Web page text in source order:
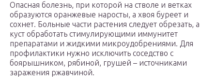
Опасная болезнь, при которой на стволе и ветках
образуются оранжевые наросты, а хвоя буреет и
сохнет. Больные части растения следует обрезать, а
куст обработать стимулирующими иммунитет
препаратами и жидкими микроудобрениями. Для
профилактики нужно исключить соседство с
боярышником, рябиной, грушей – источниками
заражения ржавчиной.